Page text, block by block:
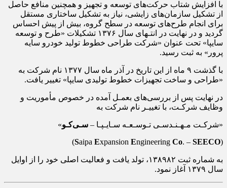
با افزایش شتاب حرکت‌های توسعه و تجهیز و همچنین منافع حاصل
از تشکیل سازمان‌های زایشی، نیاز به تشکیل ساختاری مستقل
برای انجام طرح‌های توسعه در سطح گروه، بیش از پیش احساس
گردید و در نهایت در انتـهای سال ۱۳۷۶ تشکیلات «طرح و توسعه
سایپا» تحت عنوان «شرکت طراحی خطوط تولید خودرو سایه
پرور» به ثبت رسید.
با گذشت ۹ ماه از این تاریخ در آذر ماه سال ۱۳۷۷ نام شرکت به
«طراحی و ساخت تجهیزات خطوط تولیدی سایپا» تغییر یافت.
در نهایت پس از بررسی‌های بعمـل آمده در خصوص مأموریت و
وظایف شرکـت، با تغییـر نام شرکت به
«شرکـت مـهـنـدسـی تـوسـعـه سـایـپـا – سـی‌کـو»
(Saipa Expansion Engineering Co. – SEECO)
به شماره ثبت ۱۳۸۹۸۲، تولد یافت و فعالیت اصلی خود را از اوایل
سال ۱۳۷۹ آغاز نمود.